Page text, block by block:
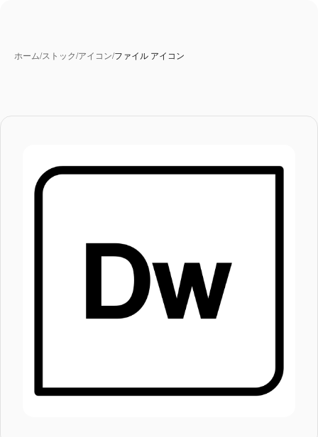
ホーム/ストック/アイコン/ファイル アイコン